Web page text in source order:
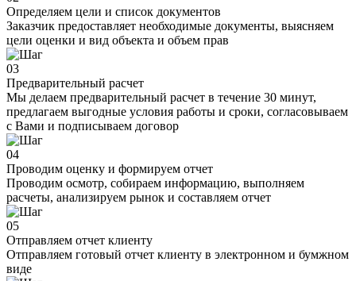
Определяем цели и список документов
Заказчик предоставляет необходимые документы, выясняем
цели оценки и вид объекта и объем прав
03
Предварительный расчет
Мы делаем предварительный расчет в течение 30 минут,
предлагаем выгодные условия работы и сроки, согласовываем
с Вами и подписываем договор
04
Проводим оценку и формируем отчет
Проводим осмотр, собираем информацию, выполняем
расчеты, анализируем рынок и составляем отчет
05
Отправляем отчет клиенту
Отправляем готовый отчет клиенту в электронном и бумжном
виде